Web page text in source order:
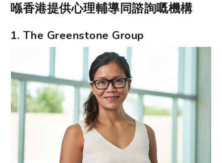
喺香港提供心理輔導同諮詢嘅機構
1. The Greenstone Group